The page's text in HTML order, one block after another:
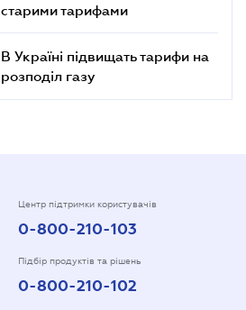
старими тарифами
В Україні підвищать тарифи на
розподіл газу
Центр підтримки користувачів
0-800-210-103
Підбір продуктів та рішень
0-800-210-102